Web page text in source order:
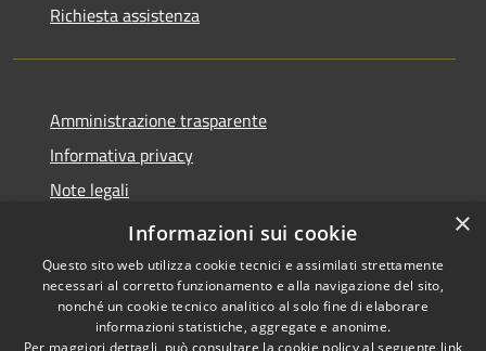
Richiesta assistenza
Amministrazione trasparente
Informativa privacy
Note legali
Dichiarazione di accessibilità
Copyright © 2026 • Comune di
×
Informazioni sui cookie
Questo sito web utilizza cookie tecnici e assimilati strettamente
necessari al corretto funzionamento e alla navigazione del sito,
nonché un cookie tecnico analitico al solo fine di elaborare
informazioni statistiche, aggregate e anonime.
Per maggiori dettagli, può consultare la cookie policy al seguente link